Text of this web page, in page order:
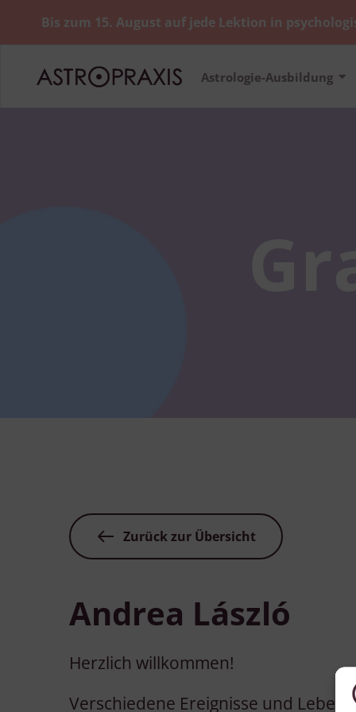
Bis zum 15. August auf jede Lektion in
Astrologie-Ausbildung
Zurück zur Übersicht
Andrea László
Herzlich willkommen!
Verschiedene Ereignisse und